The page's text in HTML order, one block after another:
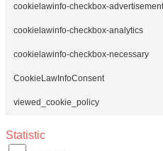
cookielawinfo-checkbox-advertisement
cookielawinfo-checkbox-analytics
cookielawinfo-checkbox-necessary
CookieLawInfoConsent
viewed_cookie_policy
Statistic